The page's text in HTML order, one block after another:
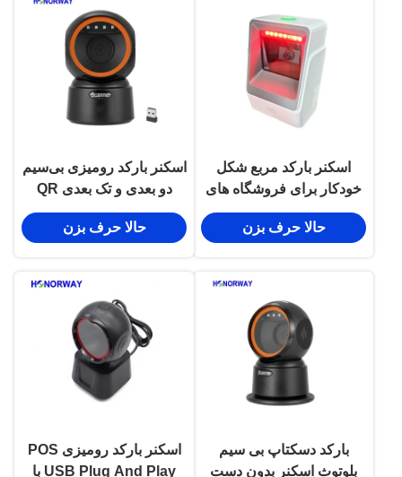
اسکنر بارکد مربع شکل
خودکار برای فروشگاه های
سوپرمارکت
حالا حرف بزن
اسکنر بارکد رومیزی بی‌سیم
دو بعدی و تک بعدی QR
بدون دست با قابلیت
ذخیره‌سازی آفلاین و
حالا حرف بزن
بارکد دسکتاپ بی سیم
بلوتوث اسکنر بدون دست
اسکنر بارکد رومیزی POS
USB Plug And Play با